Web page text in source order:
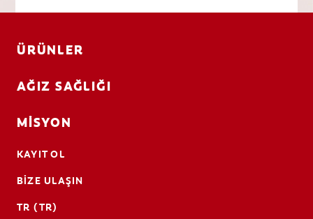
ÜRÜNLER
AĞIZ SAĞLIĞI
MISYON
KAYIT OL
BIZE ULAŞIN
TR (TR)